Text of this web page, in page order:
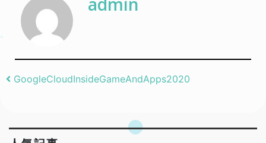
Post navigation
GoogleCloudInsideGameAndApps2020